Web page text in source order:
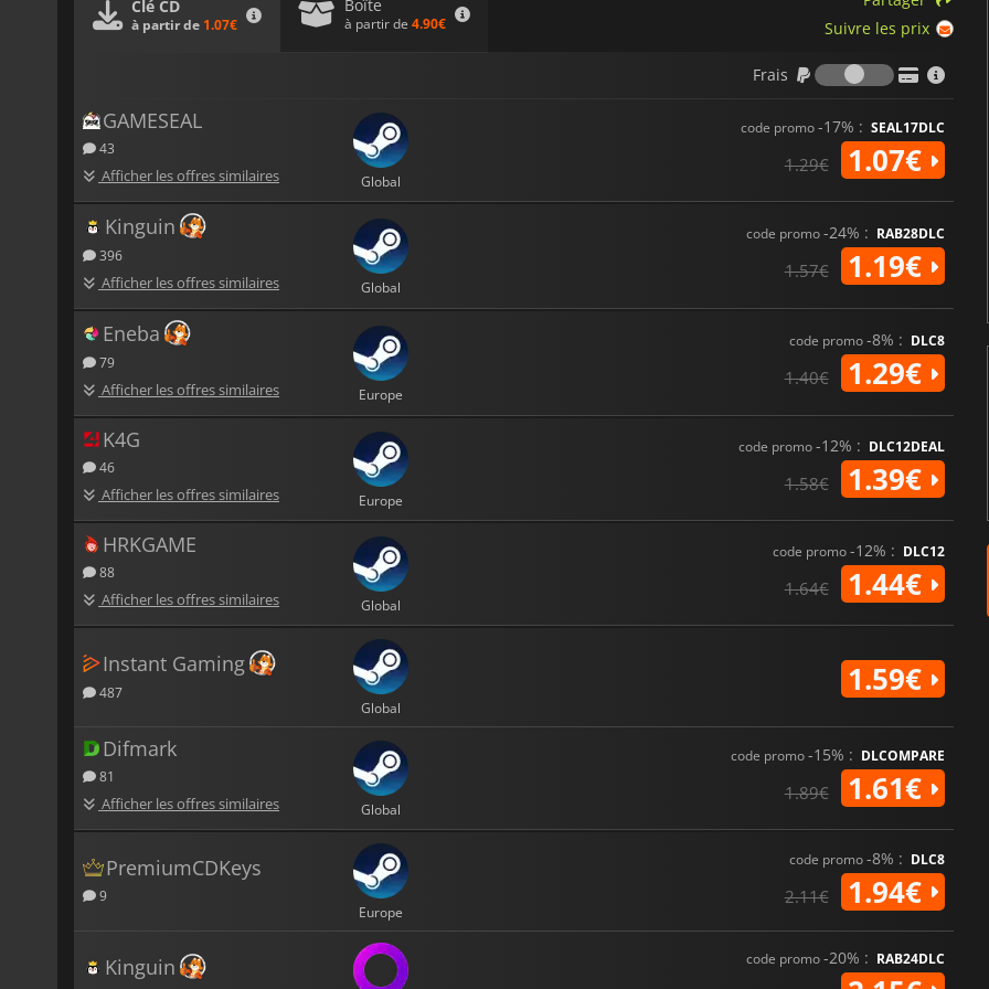
Clé CD
à partir de 1.07€
Boîte
à partir de 4.90€
Suivre les prix
Frais
Frais
GAMESEAL
43
Afficher les offres similaires Global
code promo-17% : SEAL17DLC
1.29€ 1.07€
Kinguin
396
Afficher les offres similaires Global
code promo-24% : RAB28DLC
1.57€ 1.19€
Eneba
79
Afficher les offres similaires Europe
code promo-8% : DLC8
1.40€ 1.29€
K4G
46
Afficher les offres similaires Europe
code promo-12% : DLC12DEAL
1.58€ 1.39€
HRKGAME
88
Afficher les offres similaires Global
code promo-12% : DLC12
1.64€ 1.44€
Instant Gaming
487
Global
1.59€
Difmark
81
Afficher les offres similaires Global
code promo-15% : DLCOMPARE
1.89€ 1.61€
PremiumCDKeys
9
Europe
code promo-8% : DLC8
2.11€ 1.94€
Kinguin code promo-20% : RAB24DLC